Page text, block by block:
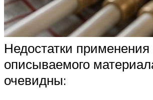
Недостатки применения
описываемого
очевидны: